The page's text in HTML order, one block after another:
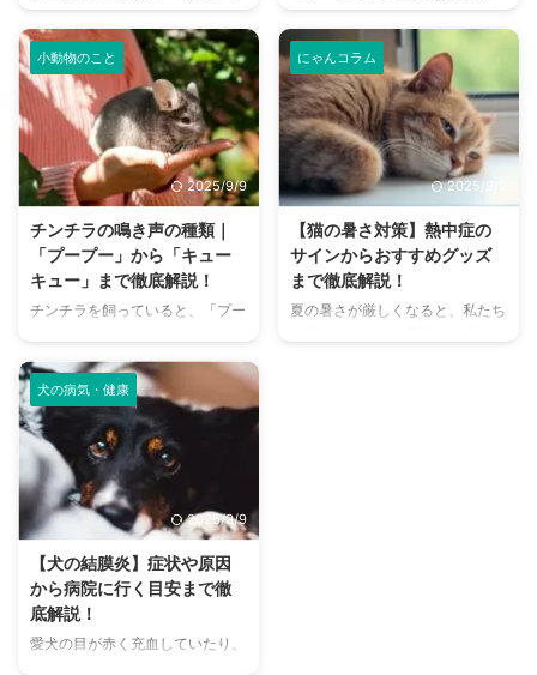
悩みはありませんか？猫との暮ら
しは幸せで満ちていますが、独特
のにおいが気になるという飼い主
さんは少なくありません。 特
に、来客時などは「うちのにお
い、大丈夫かな？」と不安に感じ
てしまうこともあるでしょう。
この記事では、猫のにおいの原因
を根本から突き止め、トイレ、
体、部屋など、場所別に具体的な
消臭対策を徹底的に解説します。
さらに、猫と飼い主さん両方にと
って快適な消臭グッズの選び方ま
の情報を網羅的にご紹介します。
今 ...
か？大阪には、広大な敷地でのび
のびと遊べるドッグランから、都
心でアクセスしやすい便利な施設
まで、魅力的なドッグランがたく
さんあります。 しかし、「初め
てドッグランに行くから不安」
「どの施設が愛犬に合っているか
わからない」という方も多いので
はないでしょうか。 この記事で
は、大阪府内にある人気のドッグ
ランを厳選し、料金、広さ、利用
条件、設備など、気になる情報を
網羅的に解説します。 さらに、
小動物のこと
2025/9/9
チンチラの鳴き声の種類｜
「プープー」から「キュー
キュー」まで徹底解説！
チンチラを飼っていると、「プー
まざまな鳴き声が聞こえてくるこ
とがありますよね。 チンチラは
犬や猫のように鳴き声で感情を表
現するため、その鳴き声の意味を
理解することは、愛チンチラとの
関係を深める上で非常に大切で
す。 この記事では、チンチラの
代表的な鳴き声の種類とその意味
鳴き声からわかるストレスや病気
のサイン、チンチラが鳴く理由を
理解して良好な関係を築くための
ヒントもご紹介します。 この記
にゃんコラム
2025/9/9
【猫の暑さ対策】熱中症の
サインからおすすめグッズ
まで徹底解説！
夏の暑さが厳しくなると、私たち
犬の病気・健康
2025/9/9
【犬の結膜炎】症状や原因
から病院に行く目安まで徹
底解説！
愛犬の目が赤く充血していたり、